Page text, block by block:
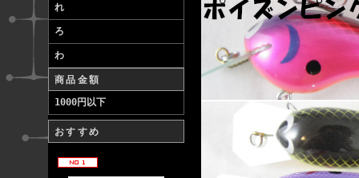
れ
ろ
わ
商品金額
1000円以下
おすすめ